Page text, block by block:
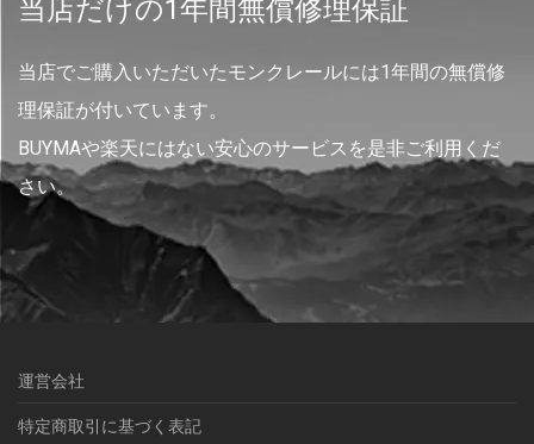
当店だけの1年間無償修理保証
当店でご購入いただいたモンクレールには1年間の無償修
理保証が付いています。
BUYMAや楽天にはない安心のサービスを是非ご利用くだ
さい。
運営会社
特定商取引に基づく表記